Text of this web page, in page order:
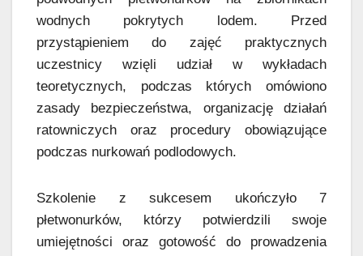
wodnych pokrytych lodem. Przed
przystąpieniem do zajęć praktycznych
uczestnicy wzięli udział w wykładach
teoretycznych, podczas których omówiono
zasady bezpieczeństwa, organizację działań
ratowniczych oraz procedury obowiązujące
podczas nurkowań podlodowych.
Szkolenie z sukcesem ukończyło 7
płetwonurków, którzy potwierdzili swoje
umiejętności oraz gotowość do prowadzenia